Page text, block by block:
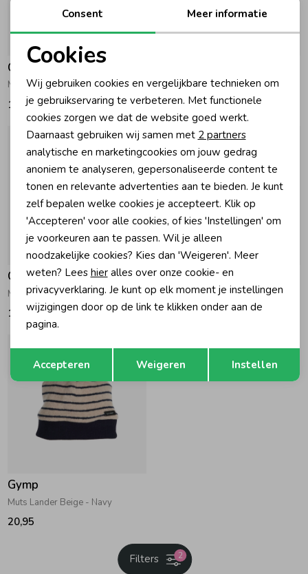
Kledingaccessoires
Winteraccessoires
Gymp
Muts Gino Beige
17,95
Muts Norton Beige
20,95
Gymp
Muts Teddy Light Pink
18,95
Gymp
Muts Polla Beige
24,95
Gymp
Muts Lander Beige - Navy
20,95
2
Filters
Noodzakelijke cookies
Personalisatie cookies
Analytische cookies
Marketing cookies
Opslaan
Consent Meer informatie
Cookies
Wij gebruiken cookies en vergelijkbare technieken om
je gebruikservaring te verbeteren. Met functionele
cookies zorgen we dat de website goed werkt.
Daarnaast gebruiken wij samen met 2 partners
analytische en marketingcookies om jouw gedrag
anoniem te analyseren, gepersonaliseerde content te
tonen en relevante advertenties aan te bieden. Je kunt
zelf bepalen welke cookies je accepteert. Klik op
'Accepteren' voor alle cookies, of kies 'Instellingen' om
je voorkeuren aan te passen. Wil je alleen
noodzakelijke cookies? Kies dan 'Weigeren'. Meer
weten? Lees hieralles over onze cookie- en
privacyverklaring. Je kunt op elk moment je instellingen
wijzigingen door op de link te klikken onder aan de
pagina.
Accepteren Weigeren Instellen